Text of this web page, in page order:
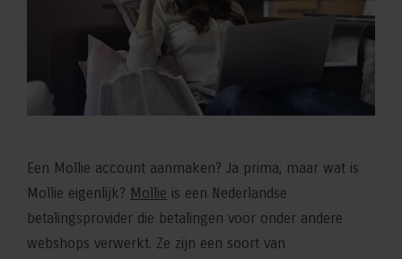
Een Mollie account aanmaken? Ja prima, maar wat is
Mollie eigenlijk? Mollie is een Nederlandse
betalingsprovider die betalingen voor onder andere
webshops verwerkt. Ze zijn een soort van